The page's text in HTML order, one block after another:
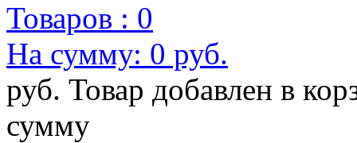
Товаров : 0
На сумму: 0 руб.
руб. Товар добавлен в
сумму